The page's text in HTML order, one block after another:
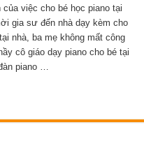
việc cho bé học piano tại
gia sư đến nhà dạy kèm cho
nhà, ba mẹ không mất công
cô giáo dạy piano cho bé tại
piano …